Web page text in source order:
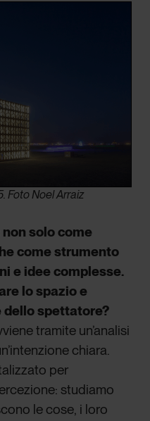
Foto Noel Arraiz
solo come
come strumento
e idee complesse.
lo spazio e
dello spettatore?
tramite un’analisi
chiara.
per
studiamo
le cose, i loro